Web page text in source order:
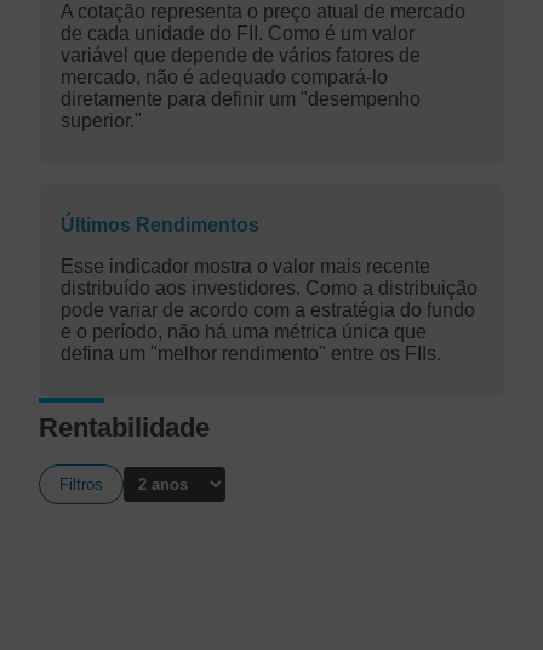
A cotação representa o preço atual de mercado
de cada unidade do FII. Como é um valor
variável que depende de vários fatores de
mercado, não é adequado compará-lo
diretamente para definir um "desempenho
superior."
Últimos Rendimentos
Esse indicador mostra o valor mais recente
distribuído aos investidores. Como a distribuição
pode variar de acordo com a estratégia do fundo
e o período, não há uma métrica única que
defina um "melhor rendimento" entre os FIIs.
Rentabilidade
Filtros